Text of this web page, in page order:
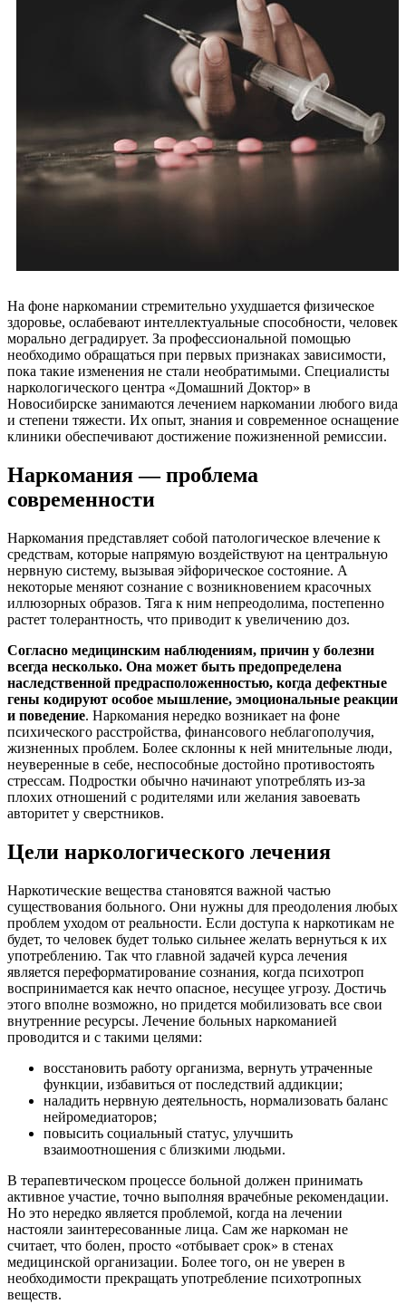
На фоне наркомании стремительно ухудшается физическое
здоровье, ослабевают интеллектуальные способности, человек
морально деградирует. За профессиональной помощью
необходимо обращаться при первых признаках зависимости,
пока такие изменения не стали необратимыми. Специалисты
наркологического центра «Домашний Доктор» в
Новосибирске занимаются лечением наркомании любого вида
и степени тяжести. Их опыт, знания и современное оснащение
клиники обеспечивают достижение пожизненной ремиссии.
Наркомания — проблема
современности
Наркомания представляет собой патологическое влечение к
средствам, которые напрямую воздействуют на центральную
нервную систему, вызывая эйфорическое состояние. А
некоторые меняют сознание с возникновением красочных
иллюзорных образов. Тяга к ним непреодолима, постепенно
растет толерантность, что приводит к увеличению доз.
Согласно медицинским наблюдениям, причин у болезни
всегда несколько. Она может быть предопределена
наследственной предрасположенностью, когда дефектные
гены кодируют особое мышление, эмоциональные реакции
и поведение. Наркомания нередко возникает на фоне
психического расстройства, финансового неблагополучия,
жизненных проблем. Более склонны к ней мнительные люди,
неуверенные в себе, неспособные достойно противостоять
стрессам. Подростки обычно начинают употреблять из-за
плохих отношений с родителями или желания завоевать
авторитет у сверстников.
Цели наркологического лечения
Наркотические вещества становятся важной частью
существования больного. Они нужны для преодоления любых
проблем уходом от реальности. Если доступа к наркотикам не
будет, то человек будет только сильнее желать вернуться к их
употреблению. Так что главной задачей курса лечения
является переформатирование сознания, когда психотроп
воспринимается как нечто опасное, несущее угрозу. Достичь
этого вполне возможно, но придется мобилизовать все свои
внутренние ресурсы. Лечение больных наркоманией
проводится и с такими целями:
восстановить работу организма, вернуть утраченные
функции, избавиться от последствий аддикции;
наладить нервную деятельность, нормализовать баланс
нейромедиаторов;
повысить социальный статус, улучшить
взаимоотношения с близкими людьми.
В терапевтическом процессе больной должен принимать
активное участие, точно выполняя врачебные рекомендации.
Но это нередко является проблемой, когда на лечении
настояли заинтересованные лица. Сам же наркоман не
считает, что болен, просто «отбывает срок» в стенах
медицинской организации. Более того, он не уверен в
необходимости прекращать употребление психотропных
веществ.